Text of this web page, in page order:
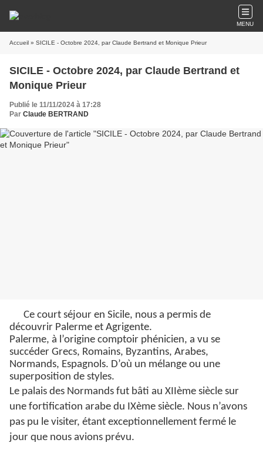
MENU
Accueil » SICILE - Octobre 2024, par Claude Bertrand et Monique Prieur
SICILE - Octobre 2024, par Claude Bertrand et
Monique Prieur
Publié le 11/11/2024 à 17:28
Par Claude BERTRAND
Ce court séjour en Sicile, nous a permis de
découvrir Palerme et Agrigente.
Palerme, à l’origine comptoir phénicien, a vu se
succéder Grecs, Romains, Byzantins, Arabes,
Normands, Espagnols. D’où un mélange ou une
superposition de styles.
Le palais des Normands fut bâti au XIIème siècle sur
une fortification arabe du IXème siècle. Nous n’avons
pas pu le visiter, étant exceptionnellement fermé le
jour que nous avions prévu.